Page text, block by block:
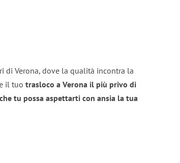
di Verona, dove la qualità incontra la
il tuo trasloco a Verona il più privo di
tu possa aspettarti con ansia la tua